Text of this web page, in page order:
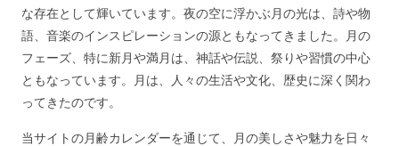
な存在として輝いています。夜の空に浮かぶ月の光は、詩や物
語、音楽のインスピレーションの源ともなってきました。月の
フェーズ、特に新月や満月は、神話や伝説、祭りや習慣の中心
ともなっています。月は、人々の生活や文化、歴史に深く関わ
ってきたのです。
当サイトの月齢カレンダーを通じて、月の美しさや魅力を日々